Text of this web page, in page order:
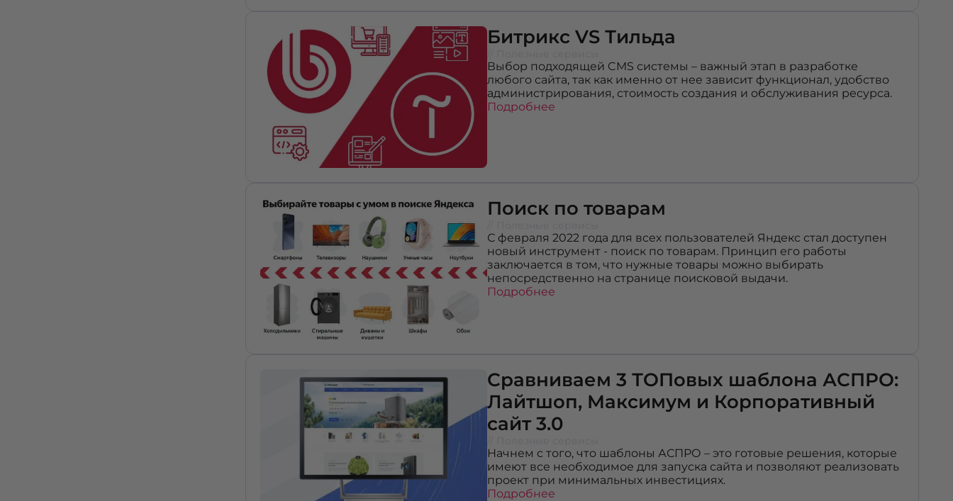
Битрикс VS Тильда
Выбор подходящей CMS системы – важный этап в разработке
любого сайта, так как именно от нее зависит функционал, удобство
администрирования, стоимость создания и обслуживания ресурса.
Подробнее
Поиск по товарам
С февраля 2022 года для всех пользователей Яндекс стал доступен
новый инструмент - поиск по товарам. Принцип его работы
заключается в том, что нужные товары можно выбирать
непосредственно на странице поисковой выдачи.
Подробнее
Сравниваем 3 ТОПовых шаблона АСПРО:
Лайтшоп, Максимум и Корпоративный
сайт 3.0
Начнем с того, что шаблоны АСПРО – это готовые решения, которые
имеют все необходимое для запуска сайта и позволяют реализовать
проект при минимальных инвестициях.
Подробнее